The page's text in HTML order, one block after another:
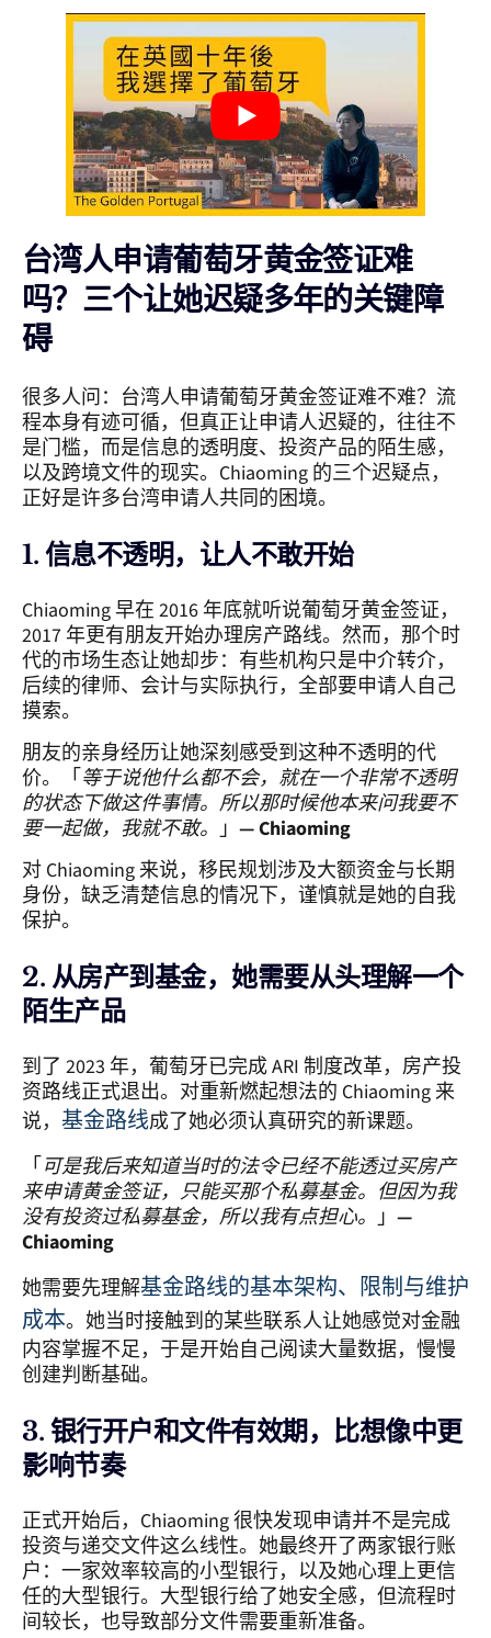
台湾人申请葡萄牙黄金签证难
吗？三个让她迟疑多年的关键障
碍
很多人问：台湾人申请葡萄牙黄金签证难不难？流
程本身有迹可循，但真正让申请人迟疑的，往往不
是门槛，而是信息的透明度、投资产品的陌生感，
以及跨境文件的现实。Chiaoming 的三个迟疑点，
正好是许多台湾申请人共同的困境。
1. 信息不透明，让人不敢开始
Chiaoming 早在 2016 年底就听说葡萄牙黄金签证，
2017 年更有朋友开始办理房产路线。然而，那个时
代的市场生态让她却步：有些机构只是中介转介，
后续的律师、会计与实际执行，全部要申请人自己
摸索。
朋友的亲身经历让她深刻感受到这种不透明的代
价。「 等于说他什么都不会，就在一个非常不透明
的状态下做这件事情。所以那时候他本来问我要不
要一起做，我就不敢。 」 — Chiaoming
对 Chiaoming 来说，移民规划涉及大额资金与长期
身份，缺乏清楚信息的情况下，谨慎就是她的自我
保护。
2. 从房产到基金，她需要从头理解一个
陌生产品
到了 2023 年，葡萄牙已完成 ARI 制度改革，房产投
资路线正式退出。对重新燃起想法的 Chiaoming 来
说， 基金路线成了她必须认真研究的新课题。
「 可是我后来知道当时的法令已经不能透过买房产
来申请黄金签证，只能买那个私募基金。但因为我
没有投资过私募基金，所以我有点担心。 」 —
Chiaoming
她需要先理解基金路线的基本架构、限制与维护
成本。她当时接触到的某些联系人让她感觉对金融
内容掌握不足，于是开始自己阅读大量数据，慢慢
创建判断基础。
3. 银行开户和文件有效期，比想像中更
影响节奏
正式开始后，Chiaoming 很快发现申请并不是完成
投资与递交文件这么线性。她最终开了两家银行账
户：一家效率较高的小型银行，以及她心理上更信
任的大型银行。大型银行给了她安全感，但流程时
间较长，也导致部分文件需要重新准备。